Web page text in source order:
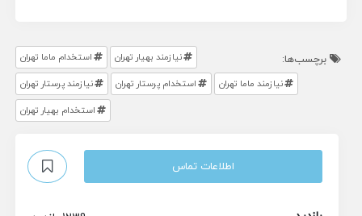
برچسب‌ها: نیازمند بهیار تهران
استخدام ماما تهران
نیازمند ماما تهران
استخدام پرستار تهران
نیازمند پرستار تهران
استخدام بهیار تهران
اطلاعات تماس